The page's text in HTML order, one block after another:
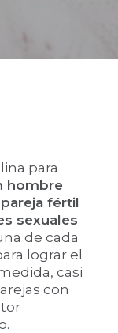
para
hombre
fértil
sexuales
de cada
lograr el
casi
con